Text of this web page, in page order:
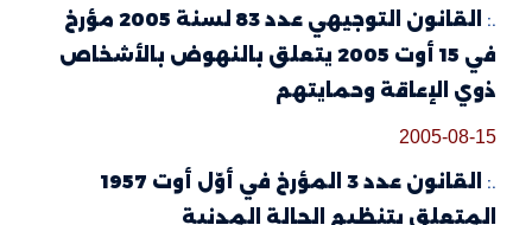
القانون التوجيهي عدد 83 لسنة 2005 مؤرخ
في 15 أوت 2005 يتعلق بالنهوض بالأشخاص
ذوي الإعاقة وحمايتهم
2005-08-15
القانون عدد 3 المؤرخ في أوّل أوت 1957
المتعلق بتنظيم الحالة المدنية